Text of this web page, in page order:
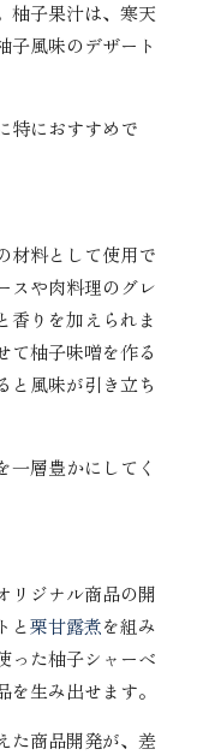
柚子果汁は、寒天
子風味のデザート
特におすすめで
材料として使用で
スや肉料理のグレ
香りを加えられま
て柚子味噌を作る
と風味が引き立ち
一層豊かにしてく
リジナル商品の開
と栗甘露煮を組み
った柚子シャーベ
生み出せます。
た商品開発が、差